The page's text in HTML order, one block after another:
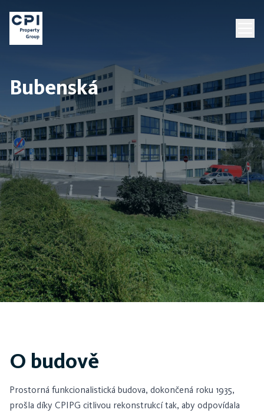
Bubenská
O budově
Prostorná funkcionalistická budova, dokončená roku 1935,
prošla díky CPIPG citlivou rekonstrukcí tak, aby odpovídala